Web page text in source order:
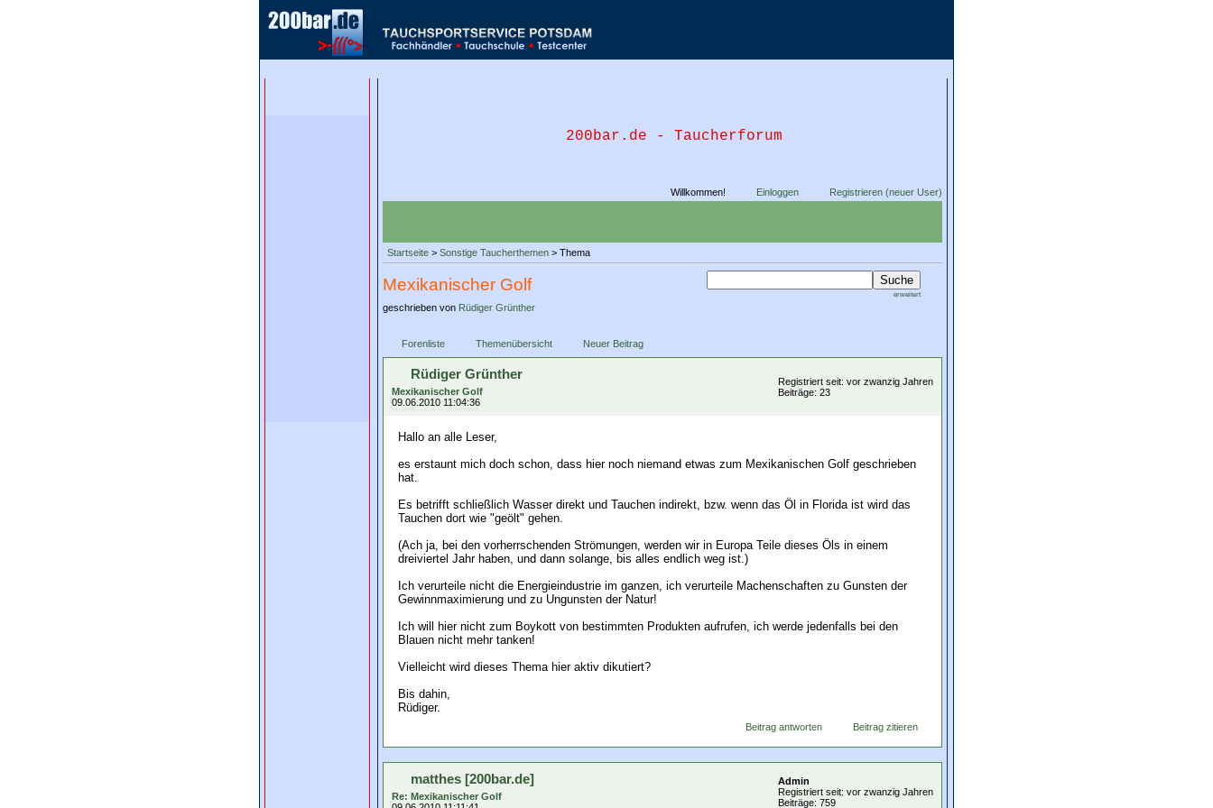
200bar.de - Taucherforum
Willkommen! Einloggen Registrieren (neuer User)
Startseite > Sonstige Taucherthemen > Thema
erweitert
Mexikanischer Golf
geschrieben von Rüdiger Grünther
Forenliste Themenübersicht Neuer Beitrag
Rüdiger Grünther
Mexikanischer Golf
09.06.2010 11:04:36
Registriert seit: vor zwanzig Jahren
Beiträge: 23
Hallo an alle Leser,
es erstaunt mich doch schon, dass hier noch niemand etwas zum Mexikanischen Golf geschrieben
hat.
Es betrifft schließlich Wasser direkt und Tauchen indirekt, bzw. wenn das Öl in Florida ist wird das
Tauchen dort wie "geölt" gehen.
(Ach ja, bei den vorherrschenden Strömungen, werden wir in Europa Teile dieses Öls in einem
dreiviertel Jahr haben, und dann solange, bis alles endlich weg ist.)
Ich verurteile nicht die Energieindustrie im ganzen, ich verurteile Machenschaften zu Gunsten der
Gewinnmaximierung und zu Ungunsten der Natur!
Ich will hier nicht zum Boykott von bestimmten Produkten aufrufen, ich werde jedenfalls bei den
Blauen nicht mehr tanken!
Vielleicht wird dieses Thema hier aktiv dikutiert?
Bis dahin,
Rüdiger.
Beitrag antworten Beitrag zitieren
matthes [200bar.de]
Re: Mexikanischer Golf
Admin
Registriert seit: vor zwanzig Jahren
Beiträge: 759